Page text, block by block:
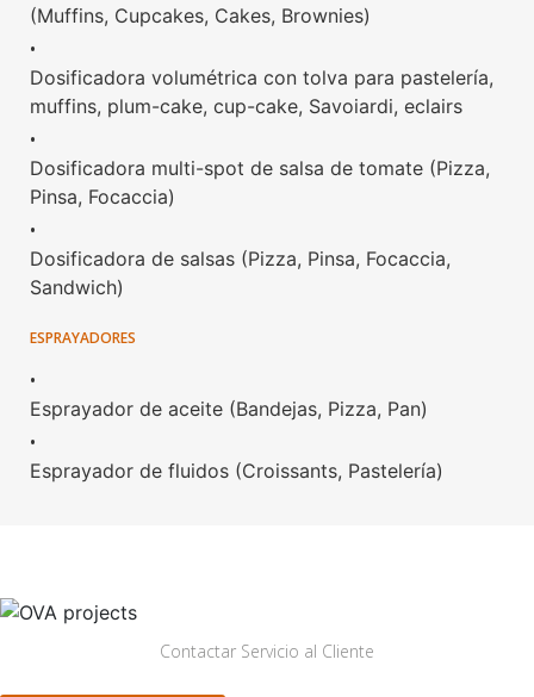
(Muffins, Cupcakes, Cakes, Brownies)
•
Dosificadora volumétrica con tolva para pastelería,
muffins, plum-cake, cup-cake, Savoiardi, eclairs
•
Dosificadora multi-spot de salsa de tomate (Pizza,
Pinsa, Focaccia)
•
Dosificadora de salsas (Pizza, Pinsa, Focaccia,
Sandwich)
ESPRAYADORES
•
Esprayador de aceite (Bandejas, Pizza, Pan)
•
Esprayador de fluidos (Croissants, Pastelería)
Contactar Servicio al Cliente